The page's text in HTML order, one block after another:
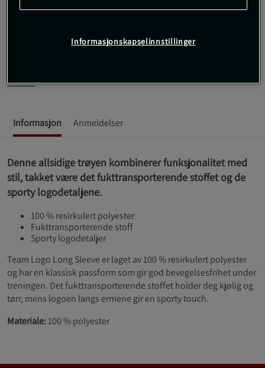
Hold deg kjølig og komfortabel under treningen med Team
Les mer
Informasjon Anmeldelser
Denne allsidige trøyen kombinerer funksjonalitet med
stil, takket være det fukttransporterende stoffet og de
sporty logodetaljene.
100 % resirkulert polyester
Fukttransporterende stoff
Sporty logodetaljer
Team Logo Long Sleeve er laget av 100 % resirkulert polyester
og har en klassisk passform som gir god bevegelsesfrihet under
treningen. Det fukttransporterende stoffet holder deg kjølig og
tørr, mens logoen langs ermene gir en sporty touch.
Materiale:100 % polyester
Informasjonskapselinnstillinger